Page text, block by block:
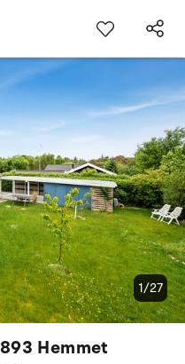
Hemmet
1/27